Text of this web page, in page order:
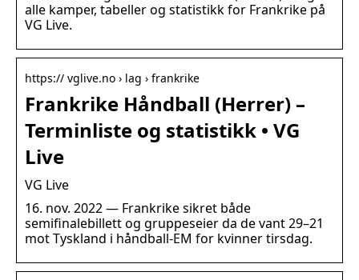
alle kamper, tabeller og statistikk for Frankrike på
VG Live.
https:// vglive.no › lag › frankrike
Frankrike Håndball (Herrer) –
Terminliste og statistikk • VG
Live
VG Live
16. nov. 2022 — Frankrike sikret både
semifinalebillett og gruppeseier da de vant 29–21
mot Tyskland i håndball-EM for kvinner tirsdag.